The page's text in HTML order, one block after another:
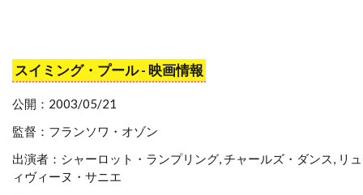
スチュアート・コーエン
スチュアート・ドライバーグ
スチュアート・ベッサー
スチュワート・コープランド
スイミング・プール - 映画情報
公開：2003/05/21
監督：フランソワ・オゾン
出演者：シャーロット・ランプリング, チャールズ・ダンス, リ
ィヴィーヌ・サニエ